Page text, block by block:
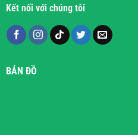
Kết nối với chúng tôi
BẢN ĐỒ